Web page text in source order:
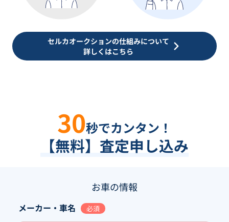
セルカオークションの仕組みについて
詳しくはこちら
30秒でカンタン！
【無料】査定申し込み
お車の情報
メーカー・車名 必須